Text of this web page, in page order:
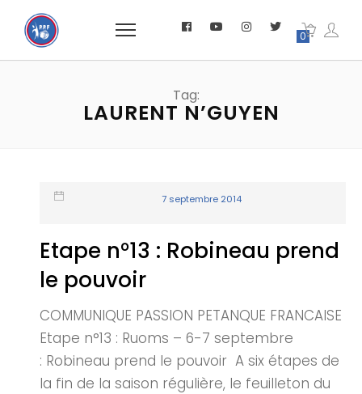
0
Tag:
LAURENT N’GUYEN
7 septembre 2014
Etape n°13 : Robineau prend
le pouvoir
COMMUNIQUE PASSION PETANQUE FRANCAISE
Etape n°13 : Ruoms – 6-7 septembre
: Robineau prend le pouvoir A six étapes de
la fin de la saison régulière, le feuilleton du